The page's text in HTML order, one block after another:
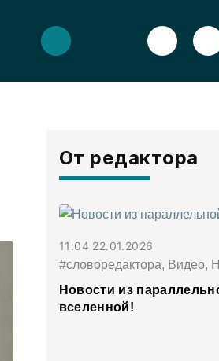
От редактора
11:04 22.01.2026
#словоредактора, Видео,
Новости из
вселенной!